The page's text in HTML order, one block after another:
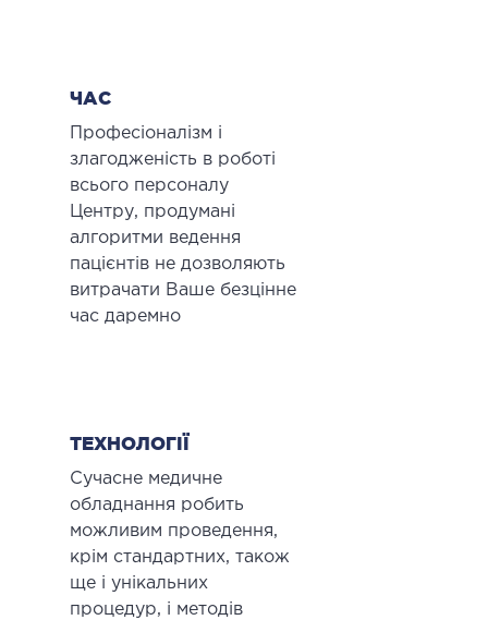
ЧАС
Професіоналізм і
злагодженість в роботі
всього персоналу
Центру, продумані
алгоритми ведення
пацієнтів не дозволяють
витрачати Ваше безцінне
час даремно
ТЕХНОЛОГІЇ
Сучасне медичне
обладнання робить
можливим проведення,
крім стандартних, також
ще і унікальних
процедур, і методів